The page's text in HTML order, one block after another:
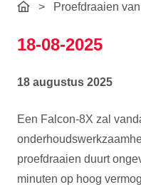
> Proefdraaien
18-08-2025
18 augustus 2025
Een Falcon-8X zal
proefdraaien duurt
minuten op hoog